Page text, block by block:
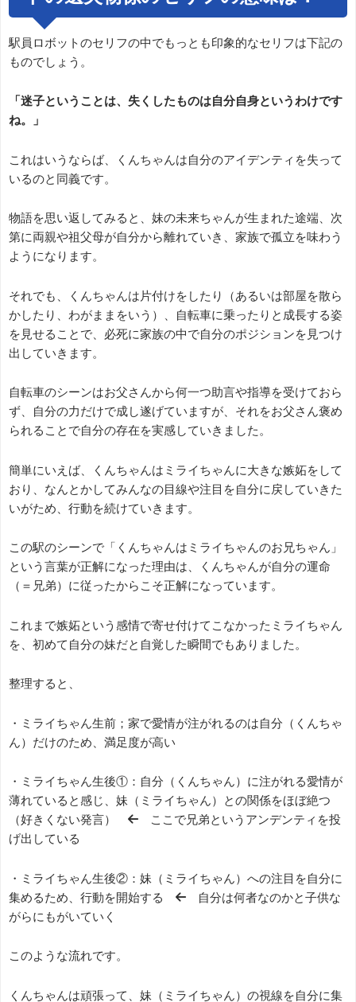
駅員ロボットのセリフの中でもっとも印象的なセリフは下記の
ものでしょう。
「迷子ということは、失くしたものは自分自身というわけです
ね。」
これはいうならば、くんちゃんは自分のアイデンティを失って
いるのと同義です。
物語を思い返してみると、妹の未来ちゃんが生まれた途端、次
第に両親や祖父母が自分から離れていき、家族で孤立を味わう
ようになります。
それでも、くんちゃんは片付けをしたり（あるいは部屋を散ら
かしたり、わがままをいう）、自転車に乗ったりと成長する姿
を見せることで、必死に家族の中で自分のポジションを見つけ
出していきます。
自転車のシーンはお父さんから何一つ助言や指導を受けておら
ず、自分の力だけで成し遂げていますが、それをお父さん褒め
られることで自分の存在を実感していきました。
簡単にいえば、くんちゃんはミライちゃんに大きな嫉妬をして
おり、なんとかしてみんなの目線や注目を自分に戻していきた
いがため、行動を続けていきます。
この駅のシーンで「くんちゃんはミライちゃんのお兄ちゃん」
という言葉が正解になった理由は、くんちゃんが自分の運命
（＝兄弟）に従ったからこそ正解になっています。
これまで嫉妬という感情で寄せ付けてこなかったミライちゃん
を、初めて自分の妹だと自覚した瞬間でもありました。
整理すると、
・ミライちゃん生前；家で愛情が注がれるのは自分（くんちゃ
ん）だけのため、満足度が高い
・ミライちゃん生後①：自分（くんちゃん）に注がれる愛情が
薄れていると感じ、妹（ミライちゃん）との関係をほぼ絶つ
（好きくない発言） ← ここで兄弟というアンデンティを投
げ出している
・ミライちゃん生後②：妹（ミライちゃん）への注目を自分に
集めるため、行動を開始する ← 自分は何者なのかと子供な
がらにもがいていく
このような流れです。
くんちゃんは頑張って、妹（ミライちゃん）の視線を自分に集